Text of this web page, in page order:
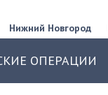
Нижний Новгород
ОПЕРАЦИИ